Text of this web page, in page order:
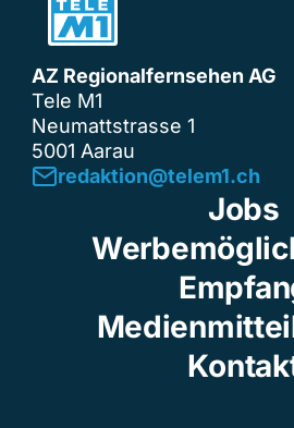
AZ Regionalfernsehen AG
Tele M1
Neumattstrasse 1
5001 Aarau
redaktion@telem1.ch
Jobs